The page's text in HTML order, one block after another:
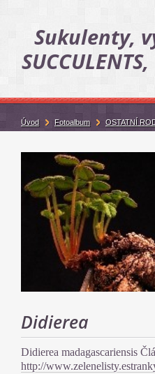
Sukulenty,
Didierea
Didierea madagascariensis
http://
Úvod Fotoalbum OSTATNÍ